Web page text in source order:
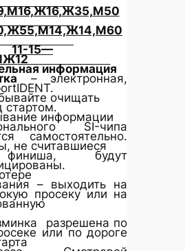
11-15—
информация
– электронная,
очищать
стартом.
информации
SI-чипа
самостоятельно.
не считавшиеся
будут
– выходить на
просеку или на
разрешена по
или по дороге